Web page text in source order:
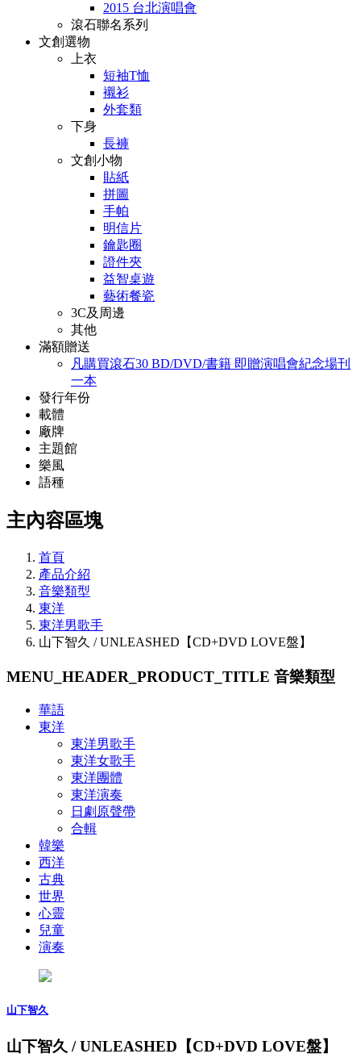
2015 台北演唱會
滾石聯名系列
文創選物
上衣
短袖T恤
襯衫
外套類
下身
長褲
文創小物
貼紙
拼圖
手帕
明信片
鑰匙圈
證件夾
益智桌遊
藝術餐瓷
3C及周邊
其他
滿額贈送
凡購買滾石30 BD/DVD/書籍 即贈演唱會紀念場刊
一本
發行年份
載體
廠牌
主題館
樂風
語種
主內容區塊
首頁
產品介紹
音樂類型
東洋
東洋男歌手
山下智久 / UNLEASHED【CD+DVD LOVE盤】
MENU_HEADER_PRODUCT_TITLE 音樂類型
華語
東洋
東洋男歌手
東洋女歌手
東洋團體
東洋演奏
日劇原聲帶
合輯
韓樂
西洋
古典
世界
心靈
兒童
演奏
山下智久
山下智久 / UNLEASHED【CD+DVD LOVE盤】